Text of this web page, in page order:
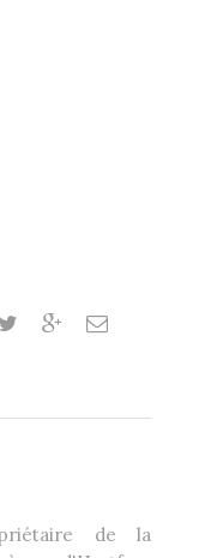
de la